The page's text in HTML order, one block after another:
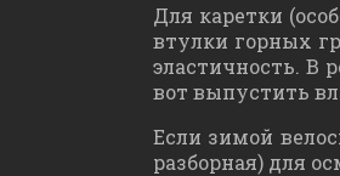
Для каретки
втулки горных
эластичность. В
вот выпустить
Если зимой
разборная) для